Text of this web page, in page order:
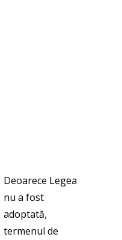
Deoarece Legea
nu a fost
adoptată,
termenul de